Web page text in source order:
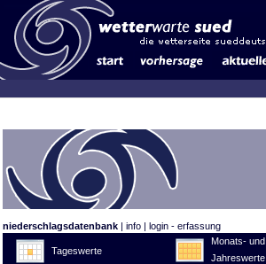
niederschlagsdatenbank | info | login - erfassung
Tageswerte
Monats- und
Jahreswerte